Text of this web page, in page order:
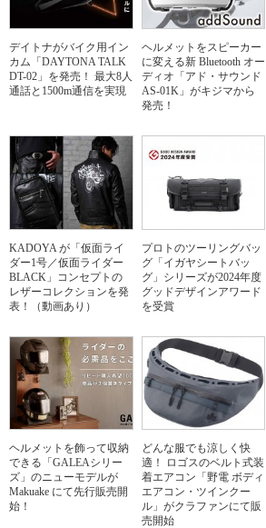
デイトナがバイク用イン
カム「DAYTONA TALK
DT-02」を発売！ 最大8人
通話と1500m通信を実現
ヘルメットをスピーカー
に変える新 Bluetooth オー
ディオ「アド・サウンド
AS-01K」がキジマから
発売！
KADOYA が「仮面ライ
ダー1号／仮面ライダー
BLACK」コンセプトの
レザーコレクションを発
表！（動画あり）
プロトのツーリングバッ
グ「イガヤシートバッ
グ」シリーズが2024年度
グッドデザインアワード
を受賞
ヘルメットを飾って収納
できる「GALEAシリー
ズ」のニューモデルが
Makuake にて先行販売開
始！
どんな服でも涼しく快
適！ ロゴスのベルト式装
着エアコン「野電 ボディ
エアコン・ツインクー
ル」がクラファンにて販
売開始